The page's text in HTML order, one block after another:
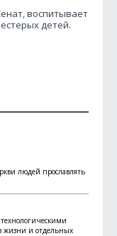
воспитывает
детей.
людей прославлять
жизни и отдельных